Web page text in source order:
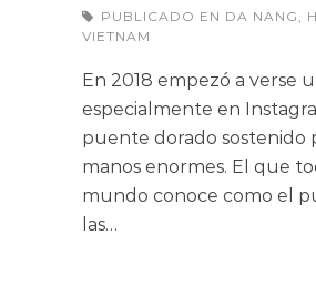
PUBLICADO EN DA NANG
VIETNAM
En 2018 empezó a verse
especialmente en
puente dorado sostenido
manos enormes. El que
mundo conoce como el
las…